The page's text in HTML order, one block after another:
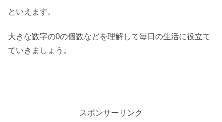
といえます。
大きな数字の0の個数などを理解して毎日の生活に役立て
ていきましょう。
スポンサーリンク